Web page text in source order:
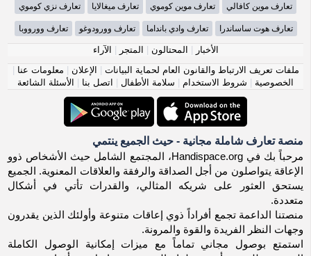
تعارف موين كافالي تعارف موين كوموي تعارف ميغالايا تعارف نزي كوموي
تعارف هوت ساساندرا تعارف وادي بانداما تعارف وورودوغو تعارف وورووبا
الأخبار | المحتالون | المتجر | الآراء
ملفات تعريف الارتباط والقانون العام لحماية البيانات | الإعلان | معلومات عنا |
الخصوصية | شروط الاستخدام | سلامة الأطفال | اتصل بنا | الأسئلة الشائعة
منصة تعارف شاملة مجانية - حيث الجميع ينتمي
مرحباً بك في Handispace.org، المجتمع الشامل حيث الأشخاص ذوو
الإعاقة يتواصلون من أجل الصداقة والرفقة والعلاقات المعنوية. الجميع
يستحق العثور على شريكه المثالي، والقدرات تأتي في أشكال
متعددة.
منصتنا الداعمة تجمع أفراداً ذوي إعاقات متنوعة وأولئك الذين يقدرون
وجهات النظر الفريدة والقوة والمرونة.
استمتع بوصول مجاني تماماً مع ميزات إمكانية الوصول الكاملة